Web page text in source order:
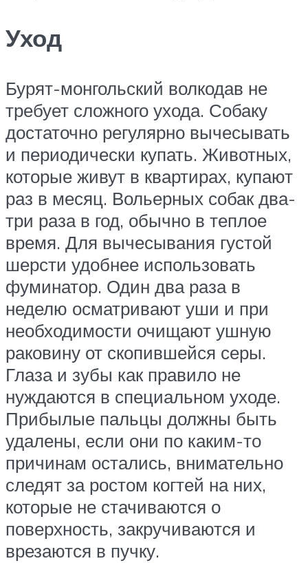
Уход
Бурят-монгольский волкодав не
требует сложного ухода. Собаку
достаточно регулярно вычесывать
и периодически купать. Животных,
которые живут в квартирах, купают
раз в месяц. Вольерных собак два-
три раза в год, обычно в теплое
время. Для вычесывания густой
шерсти удобнее использовать
фуминатор. Один два раза в
неделю осматривают уши и при
необходимости очищают ушную
раковину от скопившейся серы.
Глаза и зубы как правило не
нуждаются в специальном уходе.
Прибылые пальцы должны быть
удалены, если они по каким-то
причинам остались, внимательно
следят за ростом когтей на них,
которые не стачиваются о
поверхность, закручиваются и
врезаются в пучку.